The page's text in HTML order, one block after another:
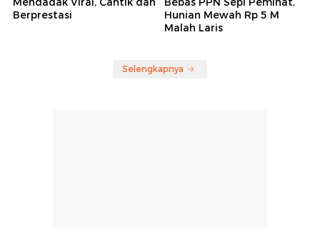
Berprestasi
Hunian Mewah Rp 5 M
Malah Laris
Selengkapnya